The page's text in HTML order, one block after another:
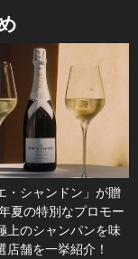
・シャンドン」が贈
夏の特別なプロモー
上のシャンパンを味
店舗を一挙紹介！